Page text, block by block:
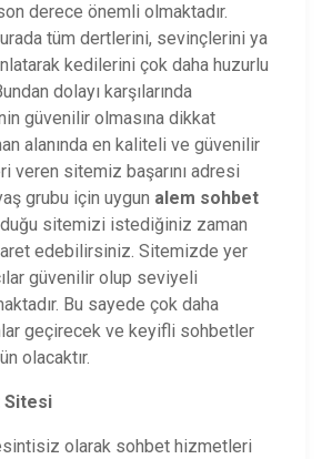
derece önemli olmaktadır.
tüm dertlerini, sevinçlerini ya
kedilerini çok daha huzurlu
dolayı karşılarında
güvenilir olmasına dikkat
alanında en kaliteli ve güvenilir
veren sitemiz başarını adresi
grubu için uygun alem sohbet
sitemizi istediğiniz zaman
edebilirsiniz. Sitemizde yer
güvenilir olup seviyeli
Bu sayede çok daha
geçirecek ve keyifli sohbetler
olacaktır.
Sitesi
olarak sohbet hizmetleri